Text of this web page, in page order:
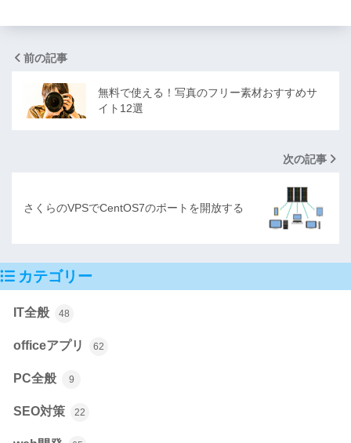
前の記事
無料で使える！写真のフリー素材おすすめサ
イト12選
次の記事
さくらのVPSでCentOS7のポートを開放する
カテゴリー
IT全般 48
officeアプリ 62
PC全般 9
SEO対策 22